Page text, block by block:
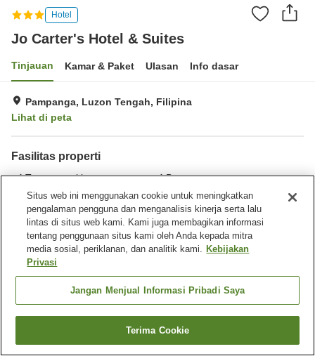
Hotel
Jo Carter's Hotel & Suites
Tinjauan Kamar & Paket Ulasan Info dasar
Pampanga, Luzon Tengah, Filipina
Lihat di peta
Fasilitas properti
Tempat parkir
Bar
Ruang rapat
Brankas
Beranda Filipina Luzon Tengah
Pampanga
Jo Carter's Hotel & Suites
Cari kamar
Situs web ini menggunakan cookie untuk meningkatkan
pengalaman pengguna dan menganalisis kinerja serta lalu
lintas di situs web kami. Kami juga membagikan informasi
tentang penggunaan situs kami oleh Anda kepada mitra
media sosial, periklanan, dan analitik kami. Kebijakan
Privasi
Jangan Menjual Informasi Pribadi Saya
Terima Cookie